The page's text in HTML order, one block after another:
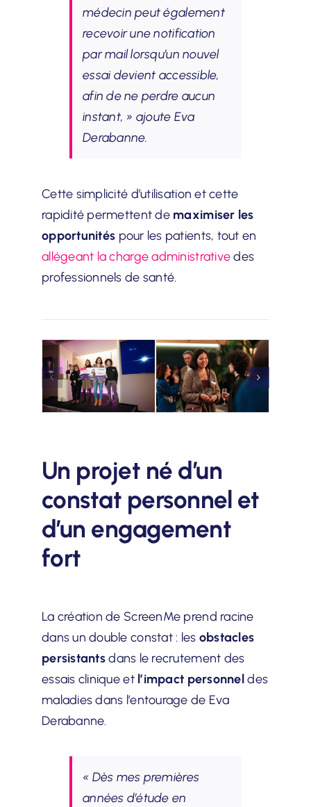
médecin peut également
recevoir une notification
par mail lorsqu’un nouvel
essai devient accessible,
afin de ne perdre aucun
instant, » ajoute Eva
Derabanne.
Cette simplicité d’utilisation et cette
rapidité permettent de maximiser les
opportunités pour les patients, tout en
allégeant la charge administrativedes
professionnels de santé.
Un projet né d’un
constat personnel et
d’un engagement
fort
La création de ScreenMe prend racine
dans un double constat : les obstacles
persistantsdans le recrutement des
essais clinique et l’impact personneldes
maladies dans l’entourage de Eva
Derabanne.
« Dès mes premières
années d’étude en